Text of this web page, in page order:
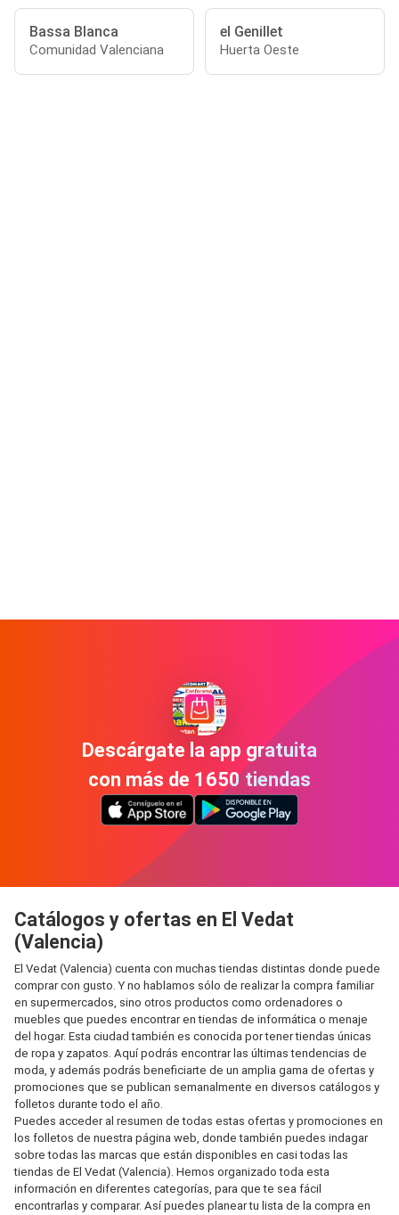
Bassa Blanca
Comunidad Valenciana
el Genillet
Huerta Oeste
Descárgate la app gratuita
con más de 1650 tiendas
Catálogos y ofertas en El Vedat
(Valencia)
El Vedat (Valencia) cuenta con muchas tiendas distintas donde puede
comprar con gusto. Y no hablamos sólo de realizar la compra familiar
en supermercados, sino otros productos como ordenadores o
muebles que puedes encontrar en tiendas de informática o menaje
del hogar. Esta ciudad también es conocida por tener tiendas únicas
de ropa y zapatos. Aquí podrás encontrar las últimas tendencias de
moda, y además podrás beneficiarte de un amplia gama de ofertas y
promociones que se publican semanalmente en diversos catálogos y
folletos durante todo el año.
Puedes acceder al resumen de todas estas ofertas y promociones en
los folletos de nuestra página web, donde también puedes indagar
sobre todas las marcas que están disponibles en casi todas las
tiendas de El Vedat (Valencia). Hemos organizado toda esta
información en diferentes categorías, para que te sea fácil
encontrarlas y comparar. Así puedes planear tu lista de la compra en